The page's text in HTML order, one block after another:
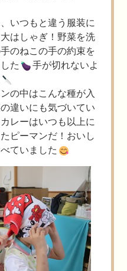
いつもと違う服装に
はしゃぎ！野菜を洗
のねこの手の約束を
た
手が切れないよ
の中はこんな種が入
違いにも気づいてい
レーはいつも以上に
ピーマンだ！おいし
ていました